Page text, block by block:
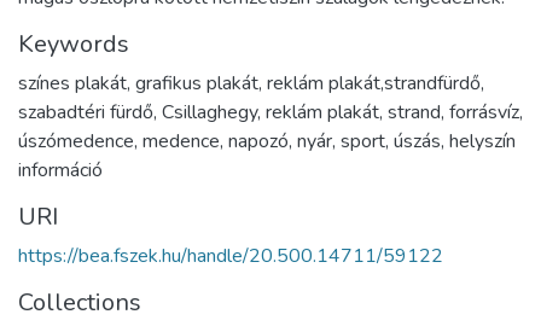
Keywords
színes plakát, grafikus plakát, reklám plakát,strandfürdő,
szabadtéri fürdő, Csillaghegy, reklám plakát, strand, forrásvíz,
úszómedence, medence, napozó, nyár, sport, úszás, helyszín
információ
URI
https://bea.fszek.hu/handle/20.500.14711/59122
Collections